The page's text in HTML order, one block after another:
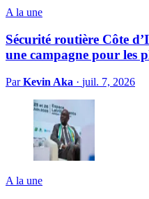
A la une
Sécurité routière Côte
une campagne pour les
ParKevin Aka · juil. 7, 2026
A la une